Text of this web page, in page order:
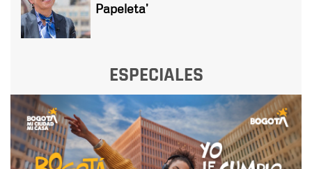
Papeleta’
ESPECIALES